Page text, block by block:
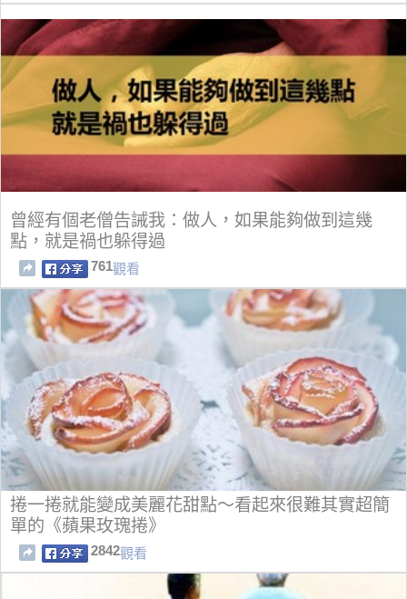
曾經有個老僧告誡我：做人，如果能夠做到這幾
點，就是禍也躲得過
761觀看
捲一捲就能變成美麗花甜點～看起來很難其實超簡
單的《蘋果玫瑰捲》
2842觀看